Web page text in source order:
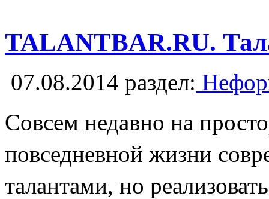
TALANTBAR.RU.
07.08.2014 раздел:
Совсем недавно на
повседневной жизни
талантами, но